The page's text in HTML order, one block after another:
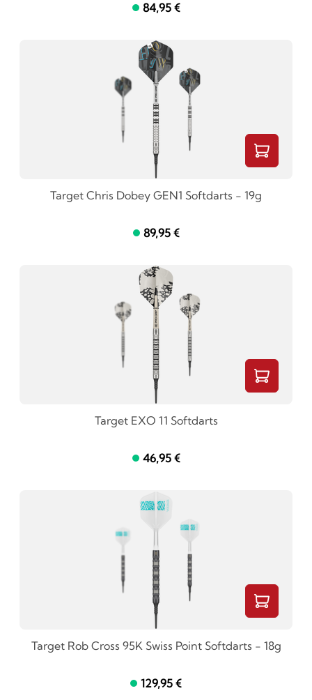
84,95 €
Target Chris Dobey GEN1 Softdarts - 19g
89,95 €
Target EXO 11 Softdarts
46,95 €
Target Rob Cross 95K Swiss Point Softdarts - 18g
129,95 €